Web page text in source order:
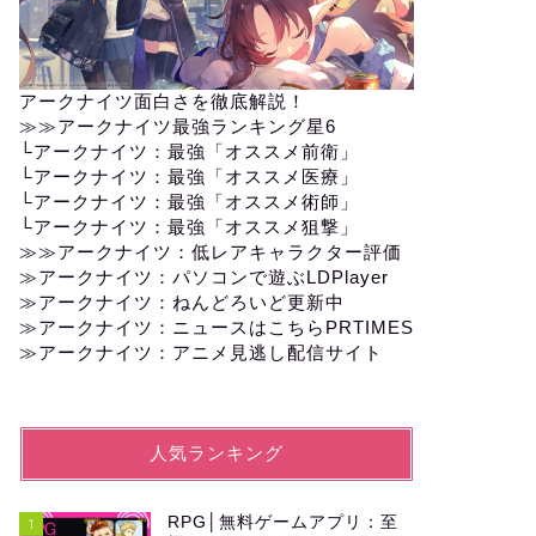
アークナイツ面白さを徹底解説！
≫≫アークナイツ最強ランキング星6
└アークナイツ：最強「オススメ前衛」
└アークナイツ：最強「オススメ医療」
└アークナイツ：最強「オススメ術師」
└アークナイツ：最強「オススメ狙撃」
≫≫アークナイツ：低レアキャラクター評価
≫アークナイツ：パソコンで遊ぶLDPlayer
≫アークナイツ：ねんどろいど更新中
≫アークナイツ：ニュースはこちらPRTIMES
≫アークナイツ：アニメ見逃し配信サイト
人気ランキング
1
RPG│無料ゲームアプリ：至